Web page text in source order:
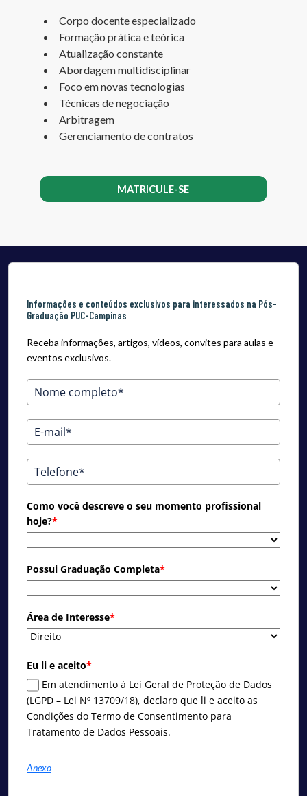
Corpo docente especializado
Formação prática e teórica
Atualização constante
Abordagem multidisciplinar
Foco em novas tecnologias
Técnicas de negociação
Arbitragem
Gerenciamento de contratos
MATRICULE-SE
Informações e conteúdos exclusivos para interessados na Pós-
Graduação PUC-Campinas
Receba informações, artigos, vídeos, convites para aulas e
eventos exclusivos.
Como você descreve o seu momento profissional
hoje?*
Possui Graduação Completa*
Área de Interesse*
Eu li e aceito*
Em atendimento à Lei Geral de Proteção de Dados
(LGPD – Lei Nº 13709/18), declaro que li e aceito as
Condições do Termo de Consentimento para
Tratamento de Dados Pessoais.
Anexo